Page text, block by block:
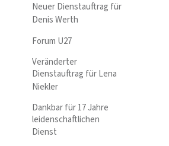
Neuer Dienstauftrag für
Denis Werth
Forum U27
Veränderter
Dienstauftrag für Lena
Niekler
Dankbar für 17 Jahre
leidenschaftlichen
Dienst